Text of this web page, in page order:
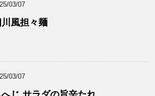
03/07
川風担々麺
03/07